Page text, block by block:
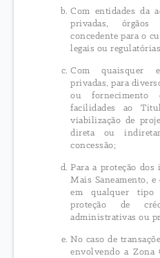
Com entidades da
privadas,
concedente para o
legais ou
Com quaisquer
privadas, para
ou fornecimento
facilidades ao
viabilização de
direta ou
concessão;
Para a proteção dos
Mais Saneamento,
em qualquer
proteção de
administrativas ou
No caso de
envolvendo a Zona